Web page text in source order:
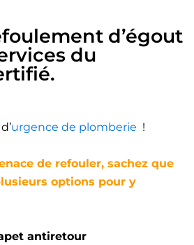
d’égout
du
urgence de plomberie !
de refouler, sachez que
options pour y
antiretour